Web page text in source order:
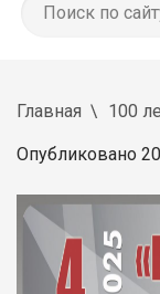
Главная 100
Опубликовано